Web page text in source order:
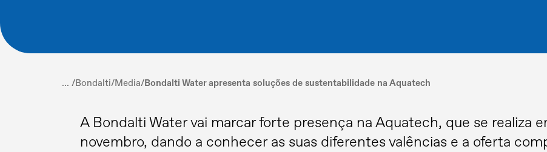
... /Bondalti/Media/Bondalti Water apresenta soluções de sustentabilidade na Aquatech
A Bondalti Water vai marcar forte presença na Aquatech, que se realiza
novembro, dando a conhecer as suas diferentes valências e a oferta